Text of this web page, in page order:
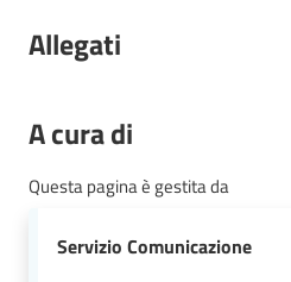
Allegati
A cura di
Questa pagina è gestita da
Servizio Comunicazione